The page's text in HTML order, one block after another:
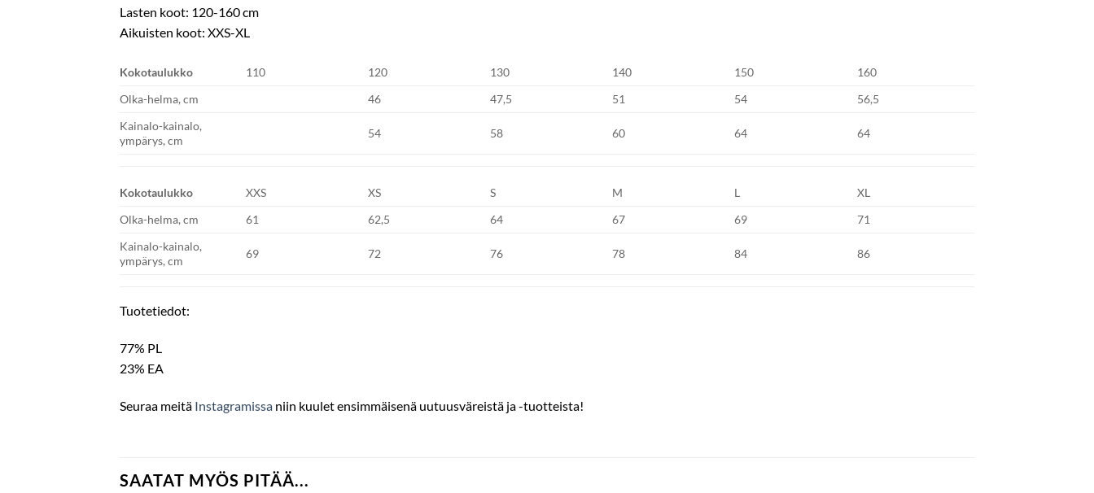
Lasten koot: 120-160 cm
Aikuisten koot: XXS-XL
Kokotaulukko 110 120 130 140 150
160
Olka-helma, cm
46 47,5 51 54
56,5
Kainalo-kainalo,
ympärys, cm
54 58 60 64 64
Kokotaulukko XXS XS S M L
XL
Olka-helma, cm
61 62,5 64 67 69
71
Kainalo-kainalo,
ympärys, cm
69 72 76 78 84 86
Tuotetiedot:
77% PL
23% EA
Seuraa meitä Instagramissa niin kuulet ensimmäisenä uutuusväreistä ja -tuotteista!
SAATAT MYÖS PITÄÄ...